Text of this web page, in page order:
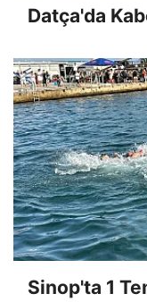
Datça'da
Sinop'ta 1